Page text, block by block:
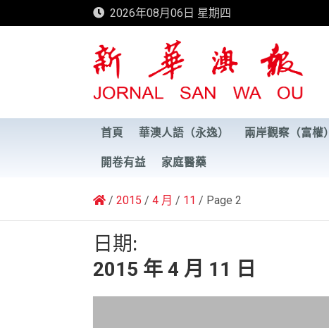
to
2026年08月06日 星期四
新華澳報
首頁 華澳人語（永逸） 兩岸觀察（富權）
開卷有益 家庭醫藥
2015 4 月 11 Page 2
日期:
2015 年 4 月 11 日